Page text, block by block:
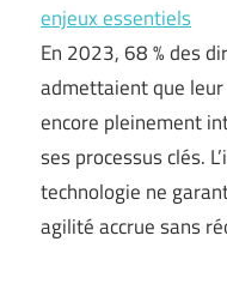
enjeux essentiels
En 2023, 68 % des
admettaient que
encore pleinement
ses processus clés.
technologie ne
agilité accrue sans